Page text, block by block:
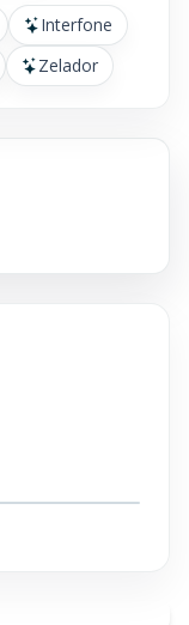
Interfone
Zelador